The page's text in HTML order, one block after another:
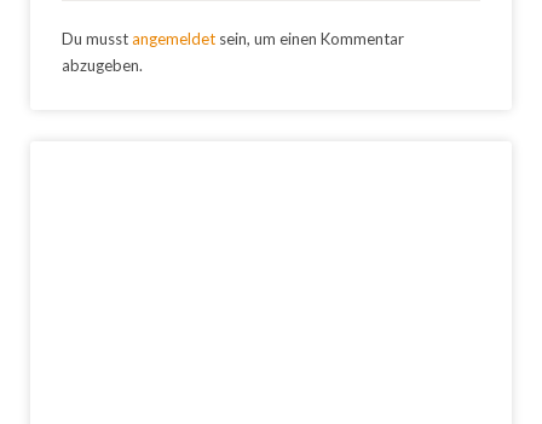
Du musstangemeldet sein, um einen Kommentar
abzugeben.